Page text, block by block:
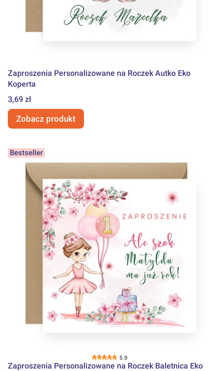
Zaproszenia Personalizowane na Roczek Autko Eko
Koperta
Cena
3,69 zł
Zobacz produkt
Bestseller
5.0
Zaproszenia Personalizowane na Roczek Baletnica Eko